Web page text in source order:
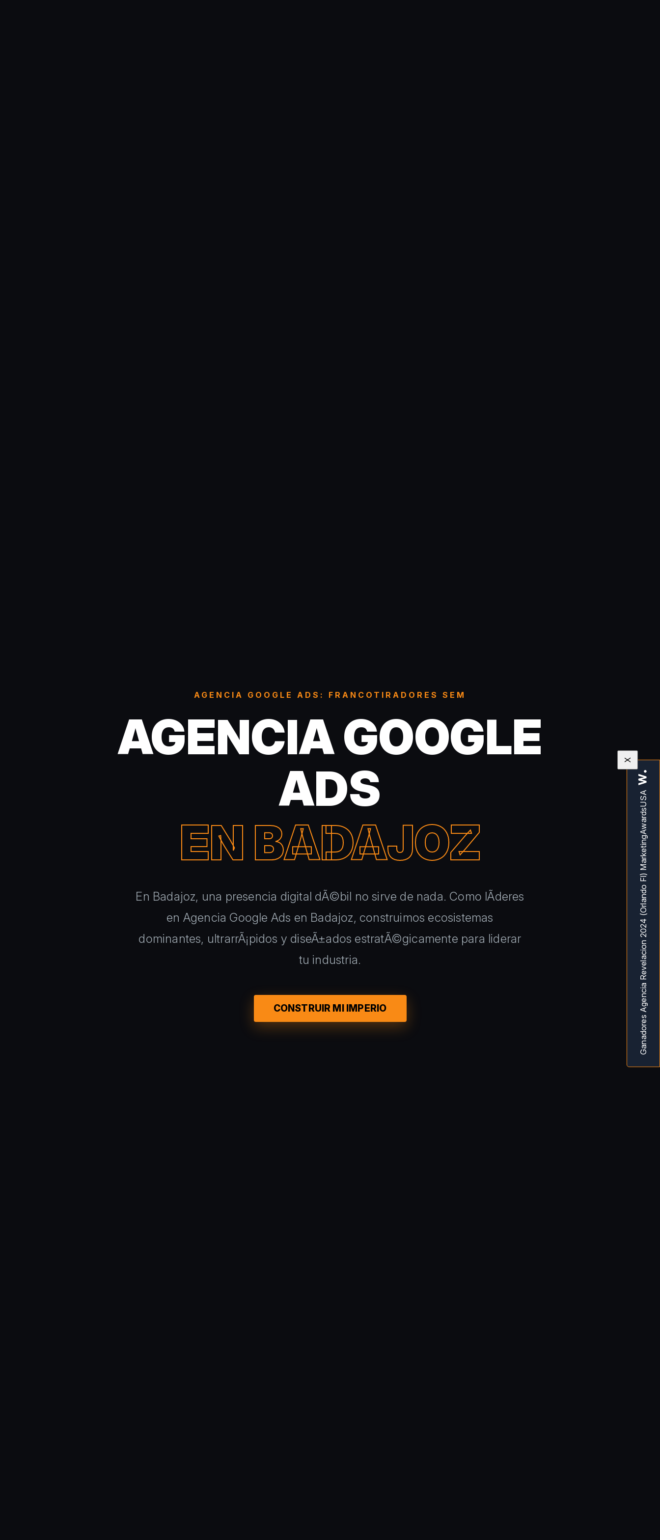
AGENCIA GOOGLE ADS: FRANCOTIRADORES SEM
AGENCIA GOOGLE
ADS
EN BADAJOZ
En Badajoz, una presencia digital dÃ©bil no sirve de nada. Como lÃ­deres
en Agencia Google Ads en Badajoz, construimos ecosistemas
dominantes, ultrarrÃ¡pidos y diseÃ±ados estratÃ©gicamente para liderar
tu industria.
CONSTRUIR MI IMPERIO
X
Ganadores Agencia Revelacion 2024 (Orlando Fl) MarketingAwardsUSA